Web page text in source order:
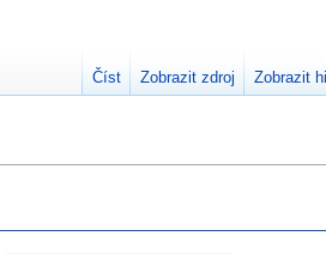
Číst Zobrazit zdroj Zobrazit